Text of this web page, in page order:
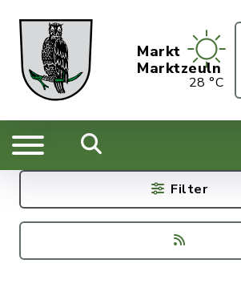
Markt
Marktzeuln
28 °C
Filter